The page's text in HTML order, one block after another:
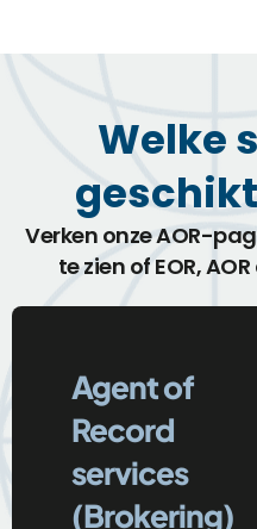
Welke
Verken onze AOR-
te zien of EOR,
Agent of
Record
services
(Brokering)